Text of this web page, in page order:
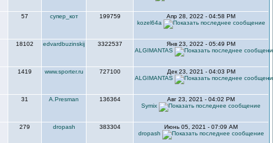
57 супер_кот 199759
Апр 28, 2022 - 04:58 PM
kozel64a
18102 edvardbuzinskij 3322537
Янв 23, 2022 - 05:49 PM
ALGIMANTAS
1419 www.sporter.ru 727100
Дек 23, 2021 - 04:03 PM
ALGIMANTAS
31 A.Presman 136364
Авг 23, 2021 - 04:02 PM
Symix
279 dropash 383304
Июнь 05, 2021 - 07:09 AM
dropash